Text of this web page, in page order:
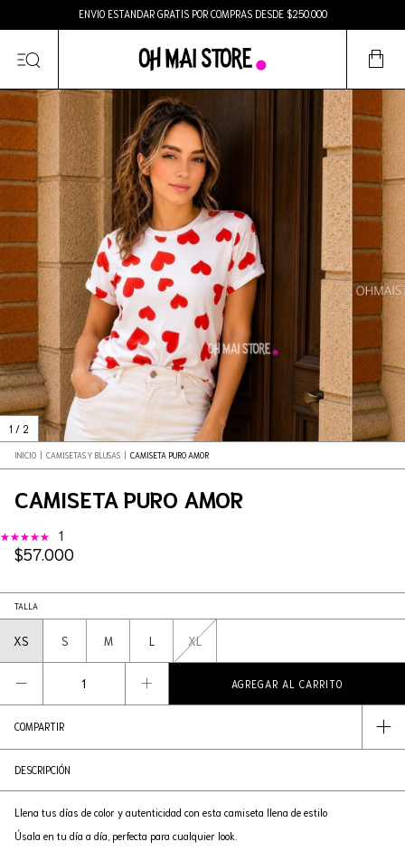
ENVIO ESTANDAR GRATIS POR COMPRAS DESDE $250.000
1 / 2
INICIO | CAMISETAS Y BLUSAS | CAMISETA PURO AMOR
CAMISETA PURO AMOR
1
$57.000
TALLA
XS S M L XL
COMPARTIR
DESCRIPCIÓN
Llena tus días de color y autenticidad con esta camiseta llena de estilo
Úsala en tu día a día, perfecta para cualquier look.